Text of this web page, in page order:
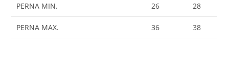
PERNA MIN. 26 28
PERNA MAX. 36 38